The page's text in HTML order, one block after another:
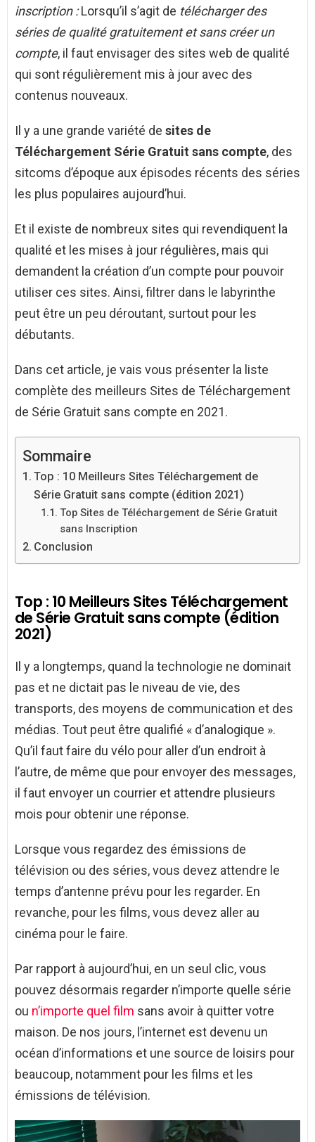
inscription :Lorsqu’il s’agit de télécharger des
séries de qualité gratuitement et sans créer un
compte, il faut envisager des sites web de qualité
qui sont régulièrement mis à jour avec des
contenus nouveaux.
Il y a une grande variété de sites de
Téléchargement Série Gratuit sans compte, des
sitcoms d’époque aux épisodes récents des séries
les plus populaires aujourd’hui.
Et il existe de nombreux sites qui revendiquent la
qualité et les mises à jour régulières, mais qui
demandent la création d’un compte pour pouvoir
utiliser ces sites. Ainsi, filtrer dans le labyrinthe
peut être un peu déroutant, surtout pour les
débutants.
Dans cet article, je vais vous présenter la liste
complète des meilleurs Sites de Téléchargement
de Série Gratuit sans compte en 2021.
Sommaire
Top : 10 Meilleurs Sites Téléchargement de
Série Gratuit sans compte (édition 2021)
Top Sites de Téléchargement de Série Gratuit
sans Inscription
Conclusion
Top : 10 Meilleurs Sites Téléchargement
de Série Gratuit sans compte (édition
2021)
Il y a longtemps, quand la technologie ne dominait
pas et ne dictait pas le niveau de vie, des
transports, des moyens de communication et des
médias. Tout peut être qualifié « d’analogique ».
Qu’il faut faire du vélo pour aller d’un endroit à
l’autre, de même que pour envoyer des messages,
il faut envoyer un courrier et attendre plusieurs
mois pour obtenir une réponse.
Lorsque vous regardez des émissions de
télévision ou des séries, vous devez attendre le
temps d’antenne prévu pour les regarder. En
revanche, pour les films, vous devez aller au
cinéma pour le faire.
Par rapport à aujourd’hui, en un seul clic, vous
pouvez désormais regarder n’importe quelle série
ou n’importe quel film sans avoir à quitter votre
maison. De nos jours, l’internet est devenu un
océan d’informations et une source de loisirs pour
beaucoup, notamment pour les films et les
émissions de télévision.